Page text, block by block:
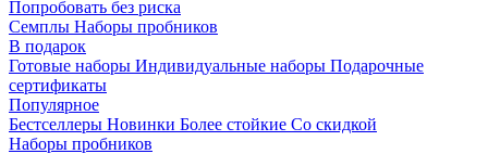
Попробовать без риска
Семплы Наборы пробников
В подарок
Готовые наборы Индивидуальные наборы Подарочные
сертификаты
Популярное
Бестселлеры Новинки Более стойкие Со скидкой
Наборы пробников